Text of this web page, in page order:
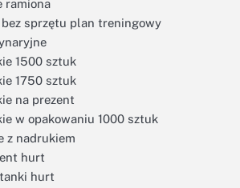
ramiona
sprzętu plan treningowy
1500 sztuk
1750 sztuk
na prezent
w opakowaniu 1000 sztuk
z nadrukiem
hurt
hurt